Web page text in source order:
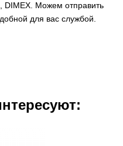
DIMEX. Можем отправить
для вас службой.